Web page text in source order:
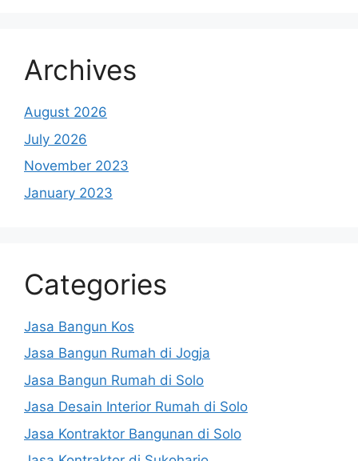
Archives
August 2026
July 2026
November 2023
January 2023
Categories
Jasa Bangun Kos
Jasa Bangun Rumah di Jogja
Jasa Bangun Rumah di Solo
Jasa Desain Interior Rumah di Solo
Jasa Kontraktor Bangunan di Solo